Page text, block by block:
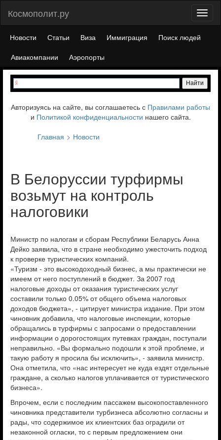
Космополит.ру
Новости Статьи Виза Иммиграция
Поиск людей
Авиакомпании
Аэропорты
Авторизуясь на сайте, вы соглашаетесь с Правилами работы
и Политикой конфиденциальности нашего сайта.
Главная
Новости
В Белоруссии турфирмы
возьмут на контроль
налоговики
Министр по налогам и сборам Республики Беларусь Анна
Дейко заявила, что в стране необходимо ужесточить подход
к проверке туристических компаний.
«Туризм - это высокодоходный бизнес, а мы практически не
имеем от него поступлений в бюджет. За 2007 год
налоговые доходы от оказания туристических услуг
составили только 0.05% от общего объема налоговых
доходов бюджета», - цитирует министра издание. При этом
чиновник добавила, что налоговые инспекции, которые
обращались в турфирмы с запросами о предоставлении
информации о дорогостоящих путевках граждан, поступали
неправильно. «Вы формально подошли к этой проблеме, и
такую работу я просила бы исключить», - заявила министр.
Она отметила, что «нас интересует не куда ездят отдельные
граждане, а сколько налогов уплачивается от туристического
бизнеса».
Впрочем, если с последним пассажем высокопоставленного
чиновника представители турбизнеса абсолютно согласны и
рады, что содержимое их клиентских баз оградили от
незаконной огласки, то с первым предложением они